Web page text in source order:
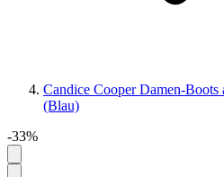
Candice Cooper Damen-Boots
(Blau)
-33%